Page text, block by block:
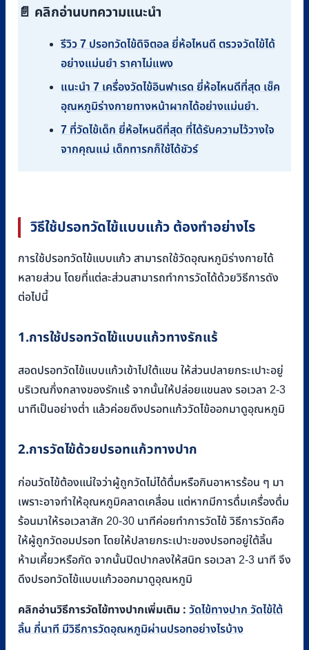
📄 คลิกอ่านบทความแนะนำ
รีวิว 7 ปรอทวัดไข้ดิจิตอล ยี่ห้อไหนดี ตรวจวัดไข้ได้
อย่างแม่นยำ ราคาไม่แพง
แนะนำ 7 เครื่องวัดไข้อินฟาเรด ยี่ห้อไหนดีที่สุด เช็ค
อุณหภูมิร่างกายทางหน้าผากได้อย่างแม่นยำ.
7 ที่วัดไข้เด็ก ยี่ห้อไหนดีที่สุด ที่ได้รับความไว้วางใจ
จากคุณแม่ เด็กทารกก็ใช้ได้ชัวร์
วิธีใช้ปรอทวัดไข้แบบแก้ว ต้องทำอย่างไร
การใช้ปรอทวัดไข้แบบแก้ว สามารถใช้วัดอุณหภูมิร่างกายได้
หลายส่วน โดยที่แต่ละส่วนสามารถทำการวัดได้ด้วยวิธีการดัง
ต่อไปนี้
1.การใช้ปรอทวัดไข้แบบแก้วทางรักแร้
สอดปรอทวัดไข้แบบแก้วเข้าไปใต้แขน ให้ส่วนปลายกระเปาะอยู่
บริเวณกึ่งกลางของรักแร้ จากนั้นให้ปล่อยแขนลง รอเวลา 2-3
นาทีเป็นอย่างต่ำ แล้วค่อยดึงปรอทแก้ววัดไข้ออกมาดูอุณหภูมิ
2.การวัดไข้ด้วยปรอทแก้วทางปาก
ก่อนวัดไข้ต้องแน่ใจว่าผู้ถูกวัดไม่ได้ดื่มหรือกินอาหารร้อน ๆ มา
เพราะอาจทำให้อุณหภูมิคลาดเคลื่อน แต่หากมีการดื่มเครื่องดื่ม
ร้อนมาให้รอเวลาสัก 20-30 นาทีค่อยทำการวัดไข้ วิธีการวัดคือ
ให้ผู้ถูกวัดอมปรอท โดยให้ปลายกระเปาะของปรอทอยู่ใต้ลิ้น
ห้ามเคี้ยวหรือกัด จากนั้นปิดปากลงให้สนิท รอเวลา 2-3 นาที จึง
ดึงปรอทวัดไข้แบบแก้วออกมาดูอุณหภูมิ
คลิกอ่านวิธีการวัดไข้ทางปากเพิ่มเติม : วัดไข้ทางปาก วัดไข้ใต้
ลิ้น กี่นาที มีวิธีการวัดอุณหภูมิผ่านปรอทอย่างไรบ้าง